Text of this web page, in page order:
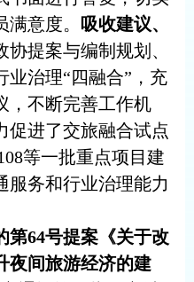
意度。
吸收建议、
协提案与编制规划、
业治理“四融合”，充
，不断完善工作机
促进了交旅融合试点
等一批重点项目建
服务和行业治理能力
第64号提案《关于改
夜间旅游经济的建